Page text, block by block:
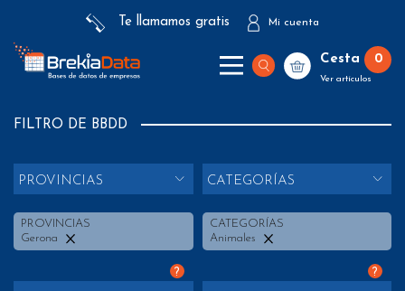
Te llamamos gratis Mi cuenta
Cesta 0
Ver artículos
FILTRO DE BBDD
PROVINCIAS
PROVINCIAS
Gerona
CATEGORÍAS
CATEGORÍAS
Animales
? ?